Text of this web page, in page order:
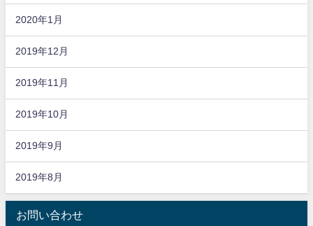
2020年1月
2019年12月
2019年11月
2019年10月
2019年9月
2019年8月
お問い合わせ